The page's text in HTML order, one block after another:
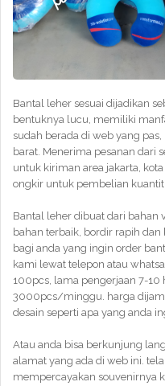
Bantal leher sesuai dijadikan
bentuknya lucu, memiliki
sudah berada di web yang
barat. Menerima pesanan dari
untuk kiriman area jakarta,
ongkir untuk pembelian
Bantal leher dibuat dari bahan
bahan terbaik, bordir rapih dan
bagi anda yang ingin order
kami lewat telepon atau
100pcs, lama pengerjaan 7-10
3000pcs/minggu. harga
desain seperti apa yang anda
Atau anda bisa berkunjung
alamat yang ada di web ini.
mempercayakan souvenirnya